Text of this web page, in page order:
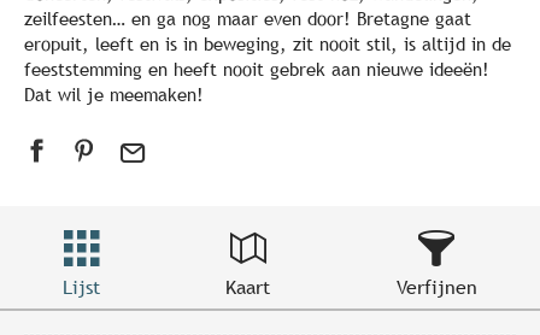
zeilfeesten… en ga nog maar even door! Bretagne gaat
eropuit, leeft en is in beweging, zit nooit stil, is altijd in de
feeststemming en heeft nooit gebrek aan nieuwe ideeën!
Dat wil je meemaken!
Lijst Kaart Verfijnen